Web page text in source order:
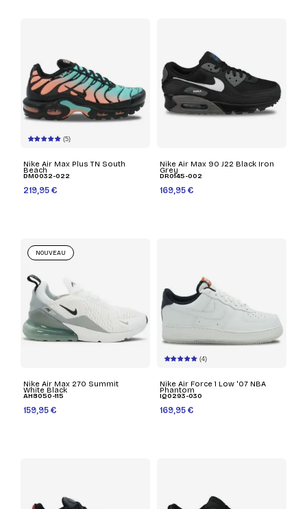
(5)
Nike Air Max Plus TN South
Beach
DM0032-022
219,95 €
Nike Air Max 90 J22 Black Iron
Grey
DR0145-002
169,95 €
Nike Air Max 270 Summit
White Black
AH8050-115
159,95 €
NOUVEAU
(4)
Nike Air Force 1 Low '07 NBA
Phantom
IQ0293-030
169,95 €